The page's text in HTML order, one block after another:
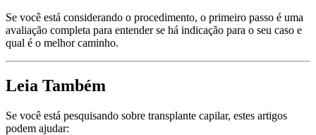
Se você está considerando o procedimento, o primeiro passo é uma
avaliação completa para entender se há indicação para o seu caso e
qual é o melhor caminho.
Leia Também
Se você está pesquisando sobre transplante capilar, estes artigos
podem ajudar: